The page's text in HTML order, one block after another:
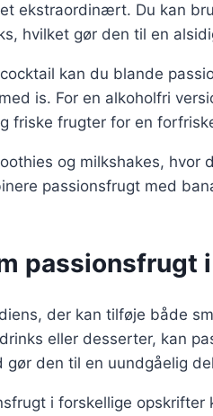
ekstraordinært. Du kan
hvilket gør den til en
kan du blande
is. For en alkoholfri
friske frugter for en
og milkshakes, hvor
passionsfrugt med
passionsfrugt
der kan tilføje både
eller desserter, kan
den til en uundgåelig
i forskellige opskrifter